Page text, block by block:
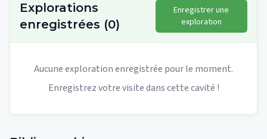
Explorations
enregistrées (0)
Enregistrer une
exploration
Aucune exploration enregistrée pour le moment.
Enregistrez votre visite dans cette cavité !